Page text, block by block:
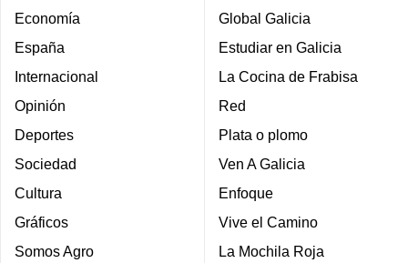
Economía
España
Internacional
Opinión
Deportes
Sociedad
Cultura
Gráficos
Somos Agro
Global Galicia
Estudiar en Galicia
La Cocina de Frabisa
Red
Plata o plomo
Ven A Galicia
Enfoque
Vive el Camino
La Mochila Roja